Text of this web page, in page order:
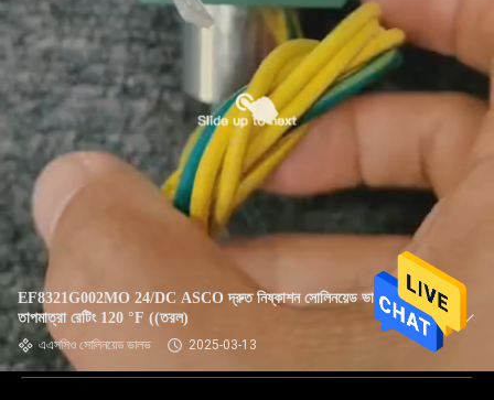
EF8321G002MO 24/DC ASCO দ্রুত নিষ্কাশন সোলিনয়েড ভালভ
তাপমাত্রা রেটিং 120 °F ((তরল)
এএসসিও সোলিনয়েড ভালভ 2025-03-13